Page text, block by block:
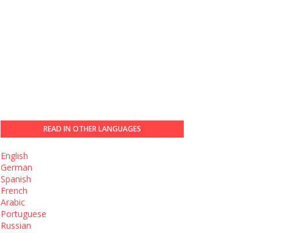
READ IN OTHER LANGUAGES
English
German
Spanish
French
Arabic
Portuguese
Russian